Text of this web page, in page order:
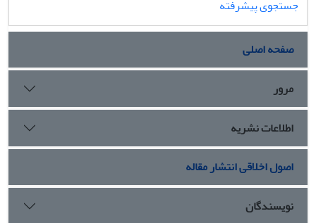
جستجوی پیشرفته
صفحه اصلی
مرور
اطلاعات نشریه
اصول اخلاقی انتشار مقاله
نویسندگان